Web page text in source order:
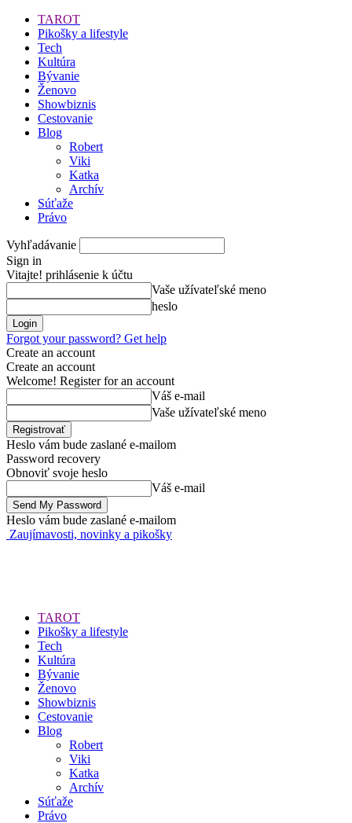
TAROT
Pikošky a lifestyle
Tech
Kultúra
Bývanie
Ženovo
Showbiznis
Cestovanie
Blog
Robert
Viki
Katka
Archív
Súťaže
Právo
Vyhľadávanie
Sign in
Vitajte! prihlásenie k účtu
Vaše užívateľské meno
heslo
Forgot your password? Get help
Create an account
Create an account
Welcome! Register for an account
Váš e-mail
Vaše užívateľské meno
Heslo vám bude zaslané e-mailom
Password recovery
Obnoviť svoje heslo
Váš e-mail
Heslo vám bude zaslané e-mailom
Zaujímavosti, novinky a pikošky
TAROT
Pikošky a lifestyle
Tech
Kultúra
Bývanie
Ženovo
Showbiznis
Cestovanie
Blog
Robert
Viki
Katka
Archív
Súťaže
Právo